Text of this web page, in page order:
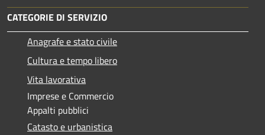
CATEGORIE DI SERVIZIO
Anagrafe e stato civile
Cultura e tempo libero
Vita lavorativa
Imprese e Commercio
Appalti pubblici
Catasto e urbanistica